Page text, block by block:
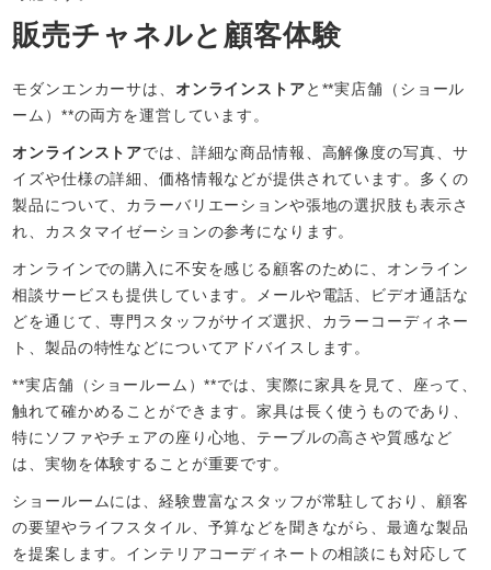
販売チャネルと顧客体験
モダンエンカーサは、 オンラインストアと**実店舗（ショール
ーム）**の両方を運営しています。
オンラインストアでは、詳細な商品情報、高解像度の写真、サ
イズや仕様の詳細、価格情報などが提供されています。多くの
製品について、カラーバリエーションや張地の選択肢も表示さ
れ、カスタマイゼーションの参考になります。
オンラインでの購入に不安を感じる顧客のために、オンライン
相談サービスも提供しています。メールや電話、ビデオ通話な
どを通じて、専門スタッフがサイズ選択、カラーコーディネー
ト、製品の特性などについてアドバイスします。
**実店舗（ショールーム）**では、実際に家具を見て、座って、
触れて確かめることができます。家具は長く使うものであり、
特にソファやチェアの座り心地、テーブルの高さや質感など
は、実物を体験することが重要です。
ショールームには、経験豊富なスタッフが常駐しており、顧客
の要望やライフスタイル、予算などを聞きながら、最適な製品
を提案します。インテリアコーディネートの相談にも対応して